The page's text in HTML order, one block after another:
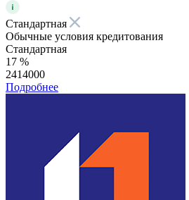
Стандартная
Обычные условия кредитования
Стандартная
17 %
2414000
Подробнее